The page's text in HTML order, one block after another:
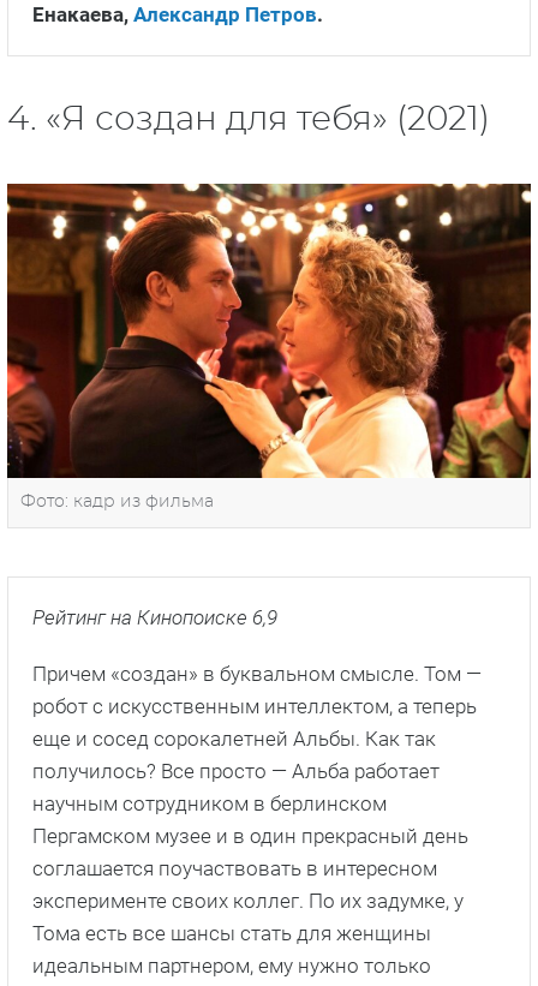
Енакаева, Александр Петров.
4. «Я создан для тебя» (2021)
Фото: кадр из фильма
Рейтинг на Кинопоиске 6,9
Причем «создан» в буквальном смысле. Том —
робот с искусственным интеллектом, а теперь
еще и сосед сорокалетней Альбы. Как так
получилось? Все просто — Альба работает
научным сотрудником в берлинском
Пергамском музее и в один прекрасный день
соглашается поучаствовать в интересном
эксперименте своих коллег. По их задумке, у
Тома есть все шансы стать для женщины
идеальным партнером, ему нужно только